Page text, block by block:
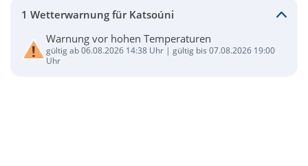
1 Wetterwarnung für Katsoúni
Warnung vor hohen Temperaturen
gültig ab 06.08.2026 14:38 Uhr | gültig bis 07.08.2026 19:00
Uhr